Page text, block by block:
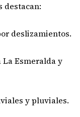
destacan:
deslizamientos.
La Esmeralda y
y pluviales.